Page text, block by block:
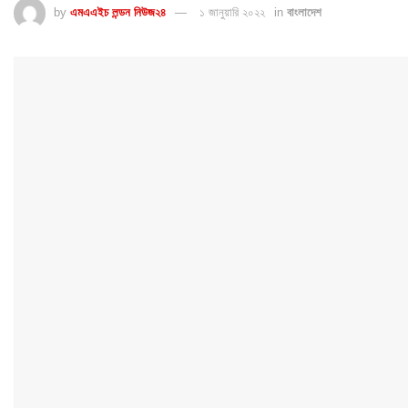
by এমএএইচ লন্ডন নিউজ২৪ ১ জানুয়ারি ২০২২ in বাংলাদেশ